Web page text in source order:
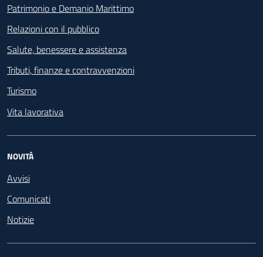
Patrimonio e Demanio Marittimo
Relazioni con il pubblico
Salute, benessere e assistenza
Tributi, finanze e contravvenzioni
Turismo
Vita lavorativa
NOVITÀ
Avvisi
Comunicati
Notizie